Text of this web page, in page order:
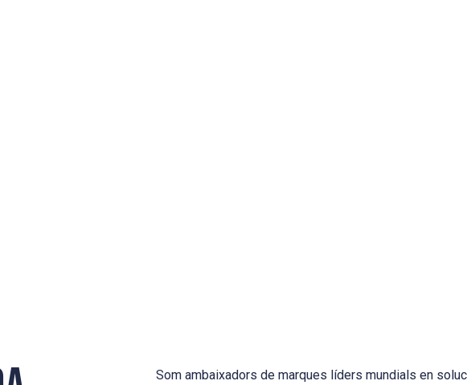
Som ambaixadors de marques líders mundials en